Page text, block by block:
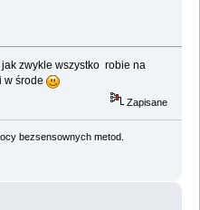
jak zwykle wszystko robie na
w środe
Zapisane
bezsensownych metod.